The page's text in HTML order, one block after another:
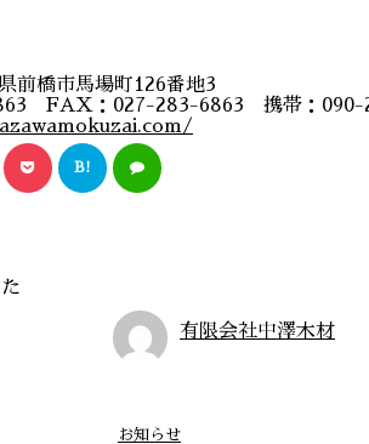
前橋市馬場町126番地3
FAX：027-283-6863 携帯：090-
B!
有限会社中澤木材
お知らせ